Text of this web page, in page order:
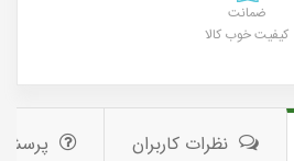
ضمانت
کیفیت خوب کالا
نظرات کاربران